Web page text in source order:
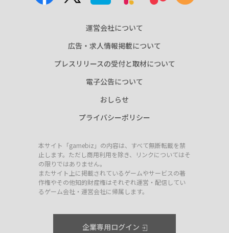
運営会社について
広告・求人情報掲載について
プレスリリースの受付と取材について
電子公告について
おしらせ
プライバシーポリシー
本サイト「gamebiz」の内容は、すべて無断転載を禁
止します。ただし商用利用を除き、リンクについてはそ
の限りではありません。
またサイト上に掲載されているゲームやサービスの著
作権やその他知的財産権はそれぞれ運営・配信してい
るゲーム会社・運営会社に帰属します。
企業専用ログイン